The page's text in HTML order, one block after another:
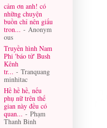
cảm ơn anh! có
những chuyện
buồn chỉ nên giấu
tron... - Anonym
ous
Truyền hình Nam
Phi 'báo tử' Bush
Kênh
tr... - Tranquang
minhitac
Hề hề hề, nếu
phụ nữ trên thế
gian này đều có
quan... - Phạm
Thanh Binh